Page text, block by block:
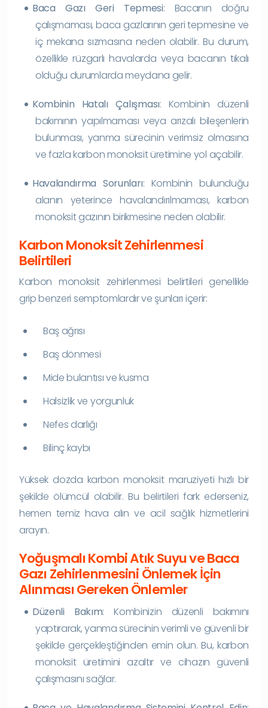
Baca Gazı Geri Tepmesi: Bacanın doğru
çalışmaması, baca gazlarının geri tepmesine ve
iç mekana sızmasına neden olabilir. Bu durum,
özellikle rüzgarlı havalarda veya bacanın tıkalı
olduğu durumlarda meydana gelir.
Kombinin Hatalı Çalışması: Kombinin düzenli
bakımının yapılmaması veya arızalı bileşenlerin
bulunması, yanma sürecinin verimsiz olmasına
ve fazla karbon monoksit üretimine yol açabilir.
Havalandırma Sorunları: Kombinin bulunduğu
alanın yeterince havalandırılmaması, karbon
monoksit gazının birikmesine neden olabilir.
Karbon Monoksit Zehirlenmesi
Belirtileri
Karbon monoksit zehirlenmesi belirtileri genellikle
grip benzeri semptomlardır ve şunları içerir:
Baş ağrısı
Baş dönmesi
Mide bulantısı ve kusma
Halsizlik ve yorgunluk
Nefes darlığı
Bilinç kaybı
Yüksek dozda karbon monoksit maruziyeti hızlı bir
şekilde ölümcül olabilir. Bu belirtileri fark ederseniz,
hemen temiz hava alın ve acil sağlık hizmetlerini
arayın.
Yoğuşmalı Kombi Atık Suyu ve Baca
Gazı Zehirlenmesini Önlemek İçin
Alınması Gereken Önlemler
Düzenli Bakım: Kombinizin düzenli bakımını
yaptırarak, yanma sürecinin verimli ve güvenli bir
şekilde gerçekleştiğinden emin olun. Bu, karbon
monoksit üretimini azaltır ve cihazın güvenli
çalışmasını sağlar.